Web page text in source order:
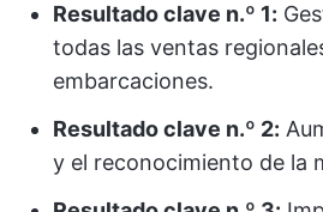
Resultado clave n.º 1:
todas las ventas
embarcaciones.
Resultado clave n.º 2:
y el reconocimiento de la